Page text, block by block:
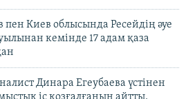
пен Киев облысында Ресейдің әуе
кемінде 17 адам қаза
Динара Егеубаева үстінен